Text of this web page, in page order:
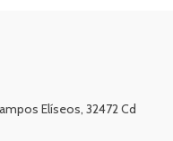
Elíseos, 32472 Cd